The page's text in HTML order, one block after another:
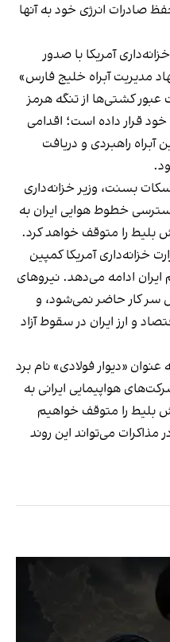
صادرات انرژی خود به آنها
آمریکا با صدور
مدیریت آبراه خلیج فارس»
عبور کشتی‌ها از تنگه هرمز
قرار داده است؛ اقدامی
آبراه راهبردی و دریافت
بسنت، وزیر خزانه‌داری
خطوط هوایی ایران به
را متوقف خواهد کرد.
آمریکا کمپین
ادامه می‌دهد. نیروهای
سر کار حاضر نمی‌شود، و
و ارز ایران در سقوط آزاد
«دیوار فولادی» نام برد
هواپیمایی ایرانی به
را متوقف خواهیم
می‌تواند این روند